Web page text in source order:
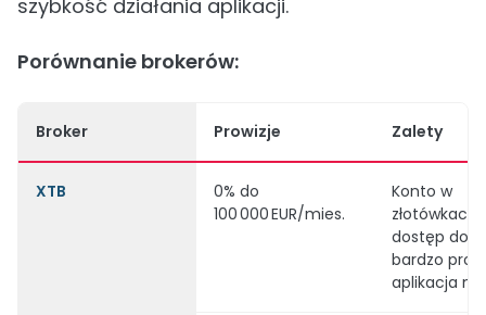
szybkość działania aplikacji.
Porównanie brokerów:
Broker Prowizje Zalety
XTB
0% do
100 000 EUR/mies.
Konto w
złotówkach,
dostęp do
bardzo
aplikacja